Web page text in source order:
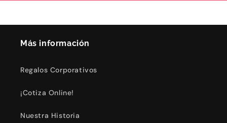
Más información
Regalos Corporativos
¡Cotiza Online!
Nuestra Historia